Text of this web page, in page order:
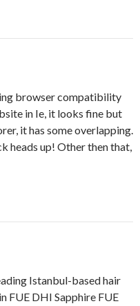
browser compatibility
in Ie, it looks fine but
it has some overlapping.
heads up! Other then that,
Istanbul-based hair
FUE DHI Sapphire FUE